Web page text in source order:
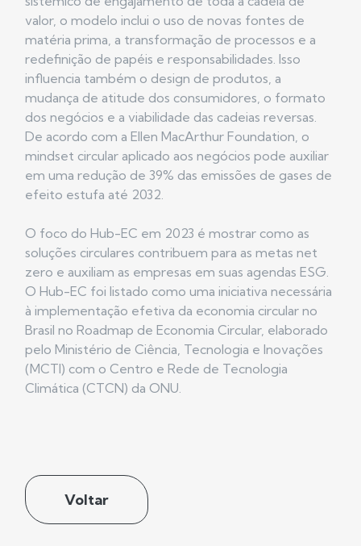
valor, o modelo inclui o uso de novas fontes de
matéria prima, a transformação de processos e a
redefinição de papéis e responsabilidades. Isso
influencia também o design de produtos, a
mudança de atitude dos consumidores, o formato
dos negócios e a viabilidade das cadeias reversas.
De acordo com a Ellen MacArthur Foundation, o
mindset circular aplicado aos negócios pode auxiliar
em uma redução de 39% das emissões de gases de
efeito estufa até 2032.
O foco do Hub-EC em 2023 é mostrar como as
soluções circulares contribuem para as metas net
zero e auxiliam as empresas em suas agendas ESG.
O Hub-EC foi listado como uma iniciativa necessária
à implementação efetiva da economia circular no
Brasil no Roadmap de Economia Circular, elaborado
pelo Ministério de Ciência, Tecnologia e Inovações
(MCTI) com o Centro e Rede de Tecnologia
Climática (CTCN) da ONU.
Voltar